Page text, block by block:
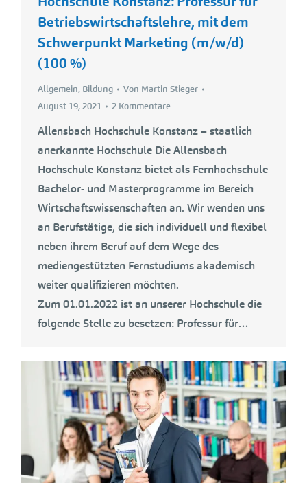
Betriebswirtschaftslehre, mit dem
Schwerpunkt Marketing (m/w/d)
(100 %)
Allgemein, Bildung Von Martin Stieger
August 19, 2021
2 Kommentare
Allensbach Hochschule Konstanz – staatlich
anerkannte Hochschule Die Allensbach
Hochschule Konstanz bietet als Fernhochschule
Bachelor- und Masterprogramme im Bereich
Wirtschaftswissenschaften an. Wir wenden uns
an Berufstätige, die sich individuell und flexibel
neben ihrem Beruf auf dem Wege des
mediengestützten Fernstudiums akademisch
weiter qualifizieren möchten.
Zum 01.01.2022 ist an unserer Hochschule die
folgende Stelle zu besetzen: Professur für…